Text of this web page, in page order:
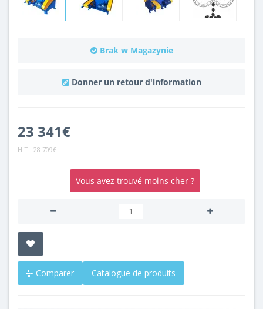
Brak w Magazynie
Donner un retour d'information
23 341€
H.T : 28 709€
Vous avez trouvé moins cher ?
Comparer Catalogue de produits